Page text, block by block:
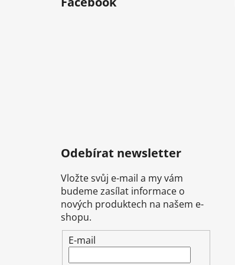
Odebírat newsletter
Vložte svůj e-mail a my vám
budeme zasílat informace o
nových produktech na našem e-
shopu.
E-mail